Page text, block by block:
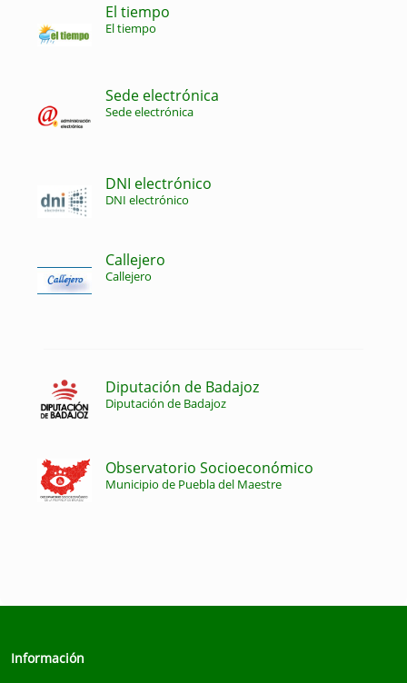
El tiempo
El tiempo
Sede electrónica
Sede electrónica
DNI electrónico
DNI electrónico
Callejero
Callejero
Diputación de Badajoz
Diputación de Badajoz
Observatorio Socioeconómico
Municipio de Puebla del Maestre
Información